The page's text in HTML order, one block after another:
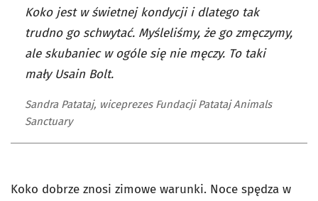
Koko jest w świetnej kondycji i dlatego tak
trudno go schwytać. Myśleliśmy, że go zmęczymy,
ale skubaniec w ogóle się nie męczy. To taki
mały Usain Bolt.
Sandra Patataj, wiceprezes Fundacji Patataj Animals
Sanctuary
Koko dobrze znosi zimowe warunki. Noce spędza w